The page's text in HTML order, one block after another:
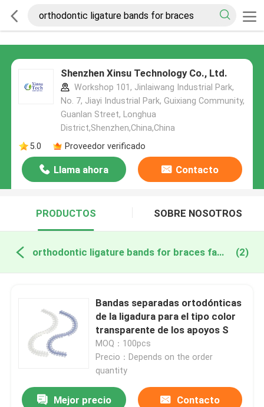
Shenzhen Xinsu Technology Co., Ltd.
Workshop 101, Jinlaiwang Industrial Park,
No. 7, Jiayi Industrial Park, Guixiang Community,
Guanlan Street, Longhua
District,Shenzhen,China,China
5.0
Proveedor verificado
Llama ahora Contacto
PRODUCTOS SOBRE NOSOTROS
orthodontic ligature bands for braces fabricación en línea (2)
Bandas separadas ortodónticas
de la ligadura para el tipo color
transparente de los apoyos S
MOQ：100pcs
Precio：Depends on the order
quantity
Mejor precio Contacto